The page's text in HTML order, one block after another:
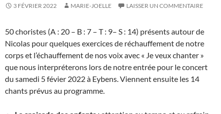
3 FÉVRIER 2022 MARIE-JOELLE LAISSER UN COMMENTAIRE
50 choristes (A : 20 – B : 7 – T : 9– S : 14) présents autour de
Nicolas pour quelques exercices de réchauffement de notre
corps et l’échauffement de nos voix avec « Je veux chanter »
que nous interpréterons lors de notre entrée pour le concert
du samedi 5 févier 2022 à Eybens. Viennent ensuite les 14
chants prévus au programme.